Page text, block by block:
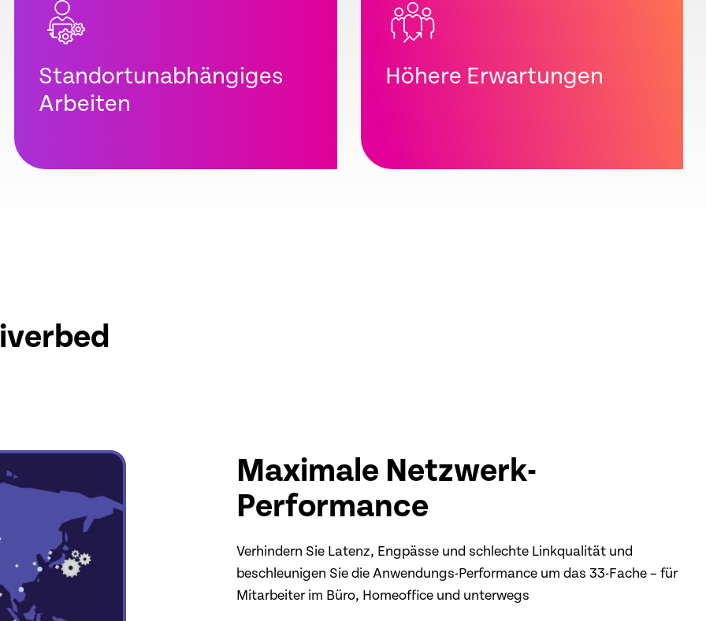
Standortunabhängiges
Arbeiten
Höhere Erwartungen
Maximale Netzwerk-
Performance
Verhindern Sie Latenz, Engpässe und schlechte Linkqualität und
beschleunigen Sie die Anwendungs-Performance um das 33-Fache – für
Mitarbeiter im Büro, Homeoffice und unterwegs